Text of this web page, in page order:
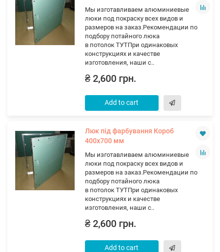
Мы изготавливаем алюминиевые
люки под покраску всех видов и
размеров на заказ.Рекомендации по
подбору потайного люка
в потолок ТУТПри одинаковых
конструкциях и качестве
изготовления, наши с..
₴ 2,600 грн.
Add to cart
Люк під фарбування Короб
400х700 мм
Мы изготавливаем алюминиевые
люки под покраску всех видов и
размеров на заказ.Рекомендации по
подбору потайного люка
в потолок ТУТПри одинаковых
конструкциях и качестве
изготовления, наши с..
₴ 2,600 грн.
Add to cart